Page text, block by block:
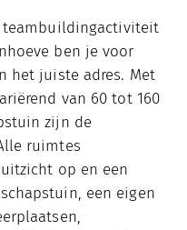
teambuildingactiviteit
ben je voor
het juiste adres. Met
van 60 tot 160
zijn de
ruimtes
op en een
een eigen